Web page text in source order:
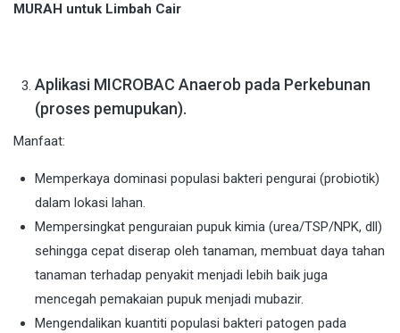
MURAH untuk Limbah Cair
Aplikasi MICROBAC Anaerob pada Perkebunan
(proses pemupukan).
Manfaat:
Memperkaya dominasi populasi bakteri pengurai (probiotik)
dalam lokasi lahan.
Mempersingkat penguraian pupuk kimia (urea/TSP/NPK, dll)
sehingga cepat diserap oleh tanaman, membuat daya tahan
tanaman terhadap penyakit menjadi lebih baik juga
mencegah pemakaian pupuk menjadi mubazir.
Mengendalikan kuantiti populasi bakteri patogen pada